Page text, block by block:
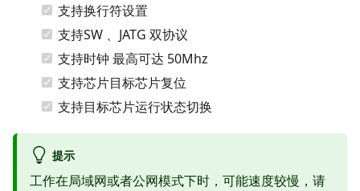
支持换行符设置
支持SW 、JATG 双协议
支持时钟 最高可达 50Mhz
支持芯片目标芯片复位
支持目标芯片运行状态切换
提示
工作在局域网或者公网模式下时，可能速度较慢，请